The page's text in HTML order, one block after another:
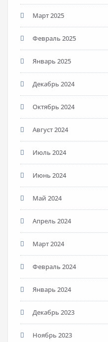
Март 2025
Февраль 2025
Январь 2025
Декабрь 2024
Октябрь 2024
Август 2024
Июль 2024
Июнь 2024
Май 2024
Апрель 2024
Март 2024
Февраль 2024
Январь 2024
Декабрь 2023
Ноябрь 2023